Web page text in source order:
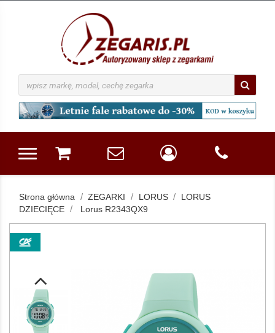
Strona główna ZEGARKI LORUS
LORUS
DZIECIĘCE
Lorus R2343QX9